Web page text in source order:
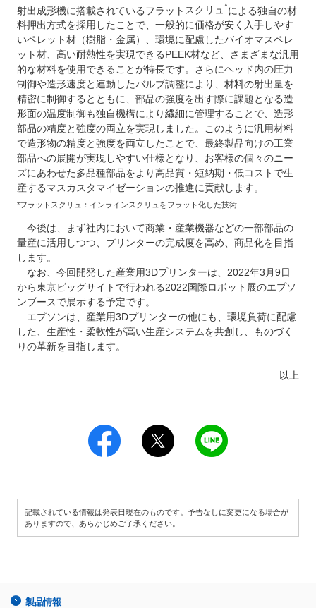
射出成形機に搭載されているフラット スクリュ*による独自の材
料押出方式を採用したことで、一般的に価格が安く入手しやす
いペレット材（樹脂・金属）、環境に配慮したバイオマスペレ
ット材、高い耐熱性を実現できるPEEK材など、さまざまな汎用
的な材料を使用できることが特長です。さらにヘッド内の圧力
制御や造形速度と連動したバルブ調整により、材料の射出量を
精密に制御するとともに、部品の強度を出す際に課題となる造
形面の温度制御も独自機構により繊細に管理することで、造形
部品の精度と強度の両立を実現しました。このように汎用材料
で造形物の精度と強度を両立したことで、最終製品向けの工業
部品への展開が実現しやすい仕様となり、お客様の個々のニー
ズにあわせた多品種部品をより高品質・短納期・低コストで生
産するマスカスタマイゼーションの推進に貢献します。
*フラットスクリュ：インラインスクリュをフラット化した技術
今後は、まず社内において商業・産業機器などの一部部品の
量産に活用しつつ、プリンターの完成度を高め、商品化を目指
します。
なお、今回開発した産業用3Dプリンターは、2022年3月9日
から東京ビッグサイトで行われる2022国際ロボット展のエプソ
ンブースで展示する予定です。
エプソンは、産業用3Dプリンターの他にも、環境負荷に配慮
した、生産性・柔軟性が高い生産システムを共創し、ものづく
りの革新を目指します。
以上
記載されている情報は発表日現在のものです。予告なしに変更になる場合が
ありますので、あらかじめご了承ください。
製品情報